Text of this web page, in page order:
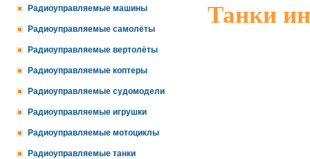
Радиоуправляемые машины
Радиоуправляемые самолёты
Радиоуправляемые вертолёты
Радиоуправляемые коптеры
Радиоуправляемые судомодели
Радиоуправляемые игрушки
Радиоуправляемые мотоциклы
Радиоуправляемые танки
Танки